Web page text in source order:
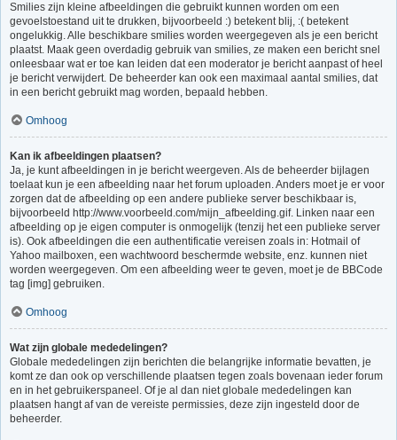
Smilies zijn kleine afbeeldingen die gebruikt kunnen worden om een
gevoelstoestand uit te drukken, bijvoorbeeld :) betekent blij, :( betekent
ongelukkig. Alle beschikbare smilies worden weergegeven als je een bericht
plaatst. Maak geen overdadig gebruik van smilies, ze maken een bericht snel
onleesbaar wat er toe kan leiden dat een moderator je bericht aanpast of heel
je bericht verwijdert. De beheerder kan ook een maximaal aantal smilies, dat
in een bericht gebruikt mag worden, bepaald hebben.
Omhoog
Kan ik afbeeldingen plaatsen?
Ja, je kunt afbeeldingen in je bericht weergeven. Als de beheerder bijlagen
toelaat kun je een afbeelding naar het forum uploaden. Anders moet je er voor
zorgen dat de afbeelding op een andere publieke server beschikbaar is,
bijvoorbeeld http://www.voorbeeld.com/mijn_afbeelding.gif. Linken naar een
afbeelding op je eigen computer is onmogelijk (tenzij het een publieke server
is). Ook afbeeldingen die een authentificatie vereisen zoals in: Hotmail of
Yahoo mailboxen, een wachtwoord beschermde website, enz. kunnen niet
worden weergegeven. Om een afbeelding weer te geven, moet je de BBCode
tag [img] gebruiken.
Omhoog
Wat zijn globale mededelingen?
Globale mededelingen zijn berichten die belangrijke informatie bevatten, je
komt ze dan ook op verschillende plaatsen tegen zoals bovenaan ieder forum
en in het gebruikerspaneel. Of je al dan niet globale mededelingen kan
plaatsen hangt af van de vereiste permissies, deze zijn ingesteld door de
beheerder.